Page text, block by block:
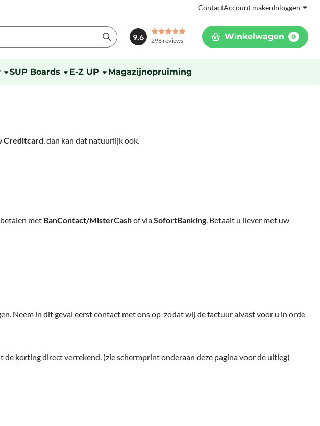
ContactAccount makenInloggen
9.6 296 reviews Winkelwagen 0
SUP Boards E-Z UP Magazijnopruiming
Creditcard, dan kan dat natuurlijk ook.
met BanContact/MisterCashof viaSofortBanking. Betaalt u liever met uw
Neem in dit geval eerst contact met ons op zodat wij de factuur alvast voor u in orde
korting direct verrekend. (zie schermprint onderaan deze pagina voor de uitleg)